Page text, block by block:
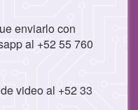
enviarlo con
al +52 55 760
video al +52 33